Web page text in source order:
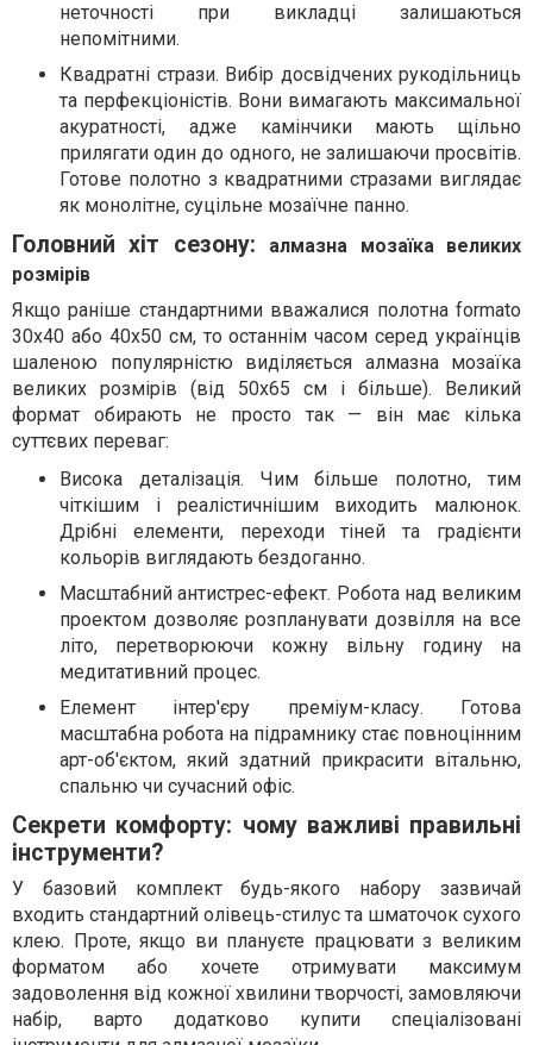
неточності при викладці залишаються
непомітними.
Квадратні стрази. Вибір досвідчених рукодільниць
та перфекціоністів. Вони вимагають максимальної
акуратності, адже камінчики мають щільно
прилягати один до одного, не залишаючи просвітів.
Готове полотно з квадратними стразами виглядає
як монолітне, суцільне мозаїчне панно.
Головний хіт сезону:
алмазна мозаїка великих
розмірів
Якщо раніше стандартними вважалися полотна formato
30х40 або 40х50 см, то останнім часом серед українців
шаленою популярністю виділяється алмазна мозаїка
великих розмірів (від 50х65 см і більше). Великий
формат обирають не просто так — він має кілька
суттєвих переваг:
Висока деталізація. Чим більше полотно, тим
чіткішим і реалістичнішим виходить малюнок.
Дрібні елементи, переходи тіней та градієнти
кольорів виглядають бездоганно.
Масштабний антистрес-ефект. Робота над великим
проектом дозволяє розпланувати дозвілля на все
літо, перетворюючи кожну вільну годину на
медитативний процес.
Елемент інтер'єру преміум-класу. Готова
масштабна робота на підрамнику стає повноцінним
арт-об'єктом, який здатний прикрасити вітальню,
спальню чи сучасний офіс.
Секрети комфорту: чому важливі правильні
інструменти?
У базовий комплект будь-якого набору зазвичай
входить стандартний олівець-стилус та шматочок сухого
клею. Проте, якщо ви плануєте працювати з великим
форматом або хочете отримувати максимум
задоволення від кожної хвилини творчості, замовляючи
набір, варто додатково купити спеціалізовані